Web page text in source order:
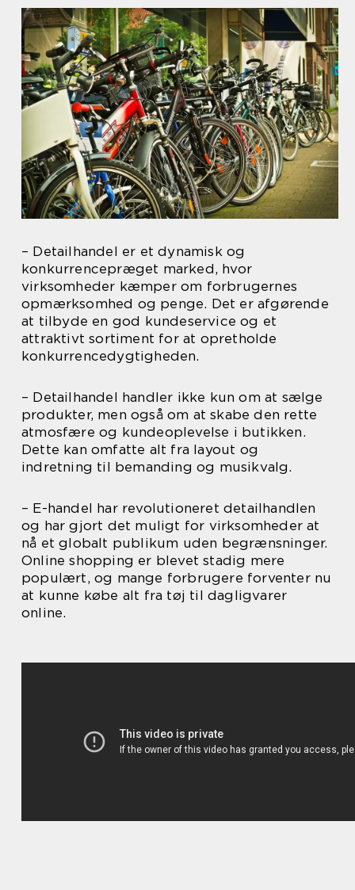
– Detailhandel er et dynamisk og
konkurrencepræget marked, hvor
virksomheder kæmper om forbrugernes
opmærksomhed og penge. Det er afgørende
at tilbyde en god kundeservice og et
attraktivt sortiment for at opretholde
konkurrencedygtigheden.
– Detailhandel handler ikke kun om at sælge
produkter, men også om at skabe den rette
atmosfære og kundeoplevelse i butikken.
Dette kan omfatte alt fra layout og
indretning til bemanding og musikvalg.
– E-handel har revolutioneret detailhandlen
og har gjort det muligt for virksomheder at
nå et globalt publikum uden begrænsninger.
Online shopping er blevet stadig mere
populært, og mange forbrugere forventer nu
at kunne købe alt fra tøj til dagligvarer
online.